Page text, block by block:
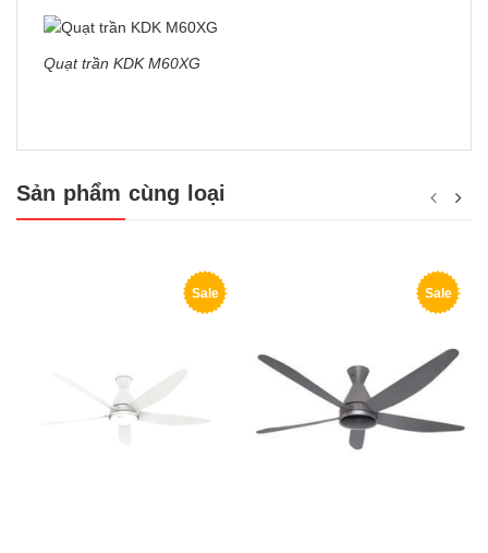
Quạt trần KDK M60XG
Sản phẩm cùng loại
Sale Sale